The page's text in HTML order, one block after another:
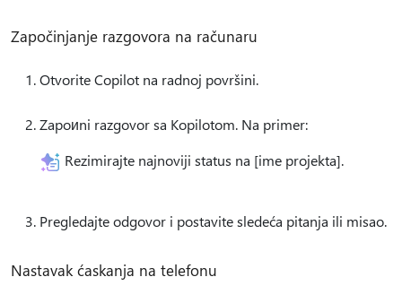
Započinjanje razgovora na računaru
Otvorite Copilot na radnoj površini.
Zapoиni razgovor sa Kopilotom. Na primer:
Rezimirajte najnoviji status na [ime projekta].
Pregledajte odgovor i postavite sledeća pitanja ili misao.
Nastavak ćaskanja na telefonu